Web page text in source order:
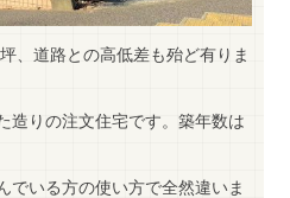
、道路との高低差も殆ど有りま
造りの注文住宅です。築年数は
でいる方の使い方で全然違いま